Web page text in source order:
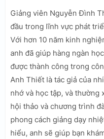
Giảng viên Nguyễn Đình
đầu trong lĩnh vực phát
Với hơn 10 năm kinh
anh đã giúp hàng ngàn
được thành công trong
Anh Thiết là tác giả của
nhớ và học tập, và thường
hội thảo và chương trình
phong cách giảng dạy
hiểu, anh sẽ giúp bạn